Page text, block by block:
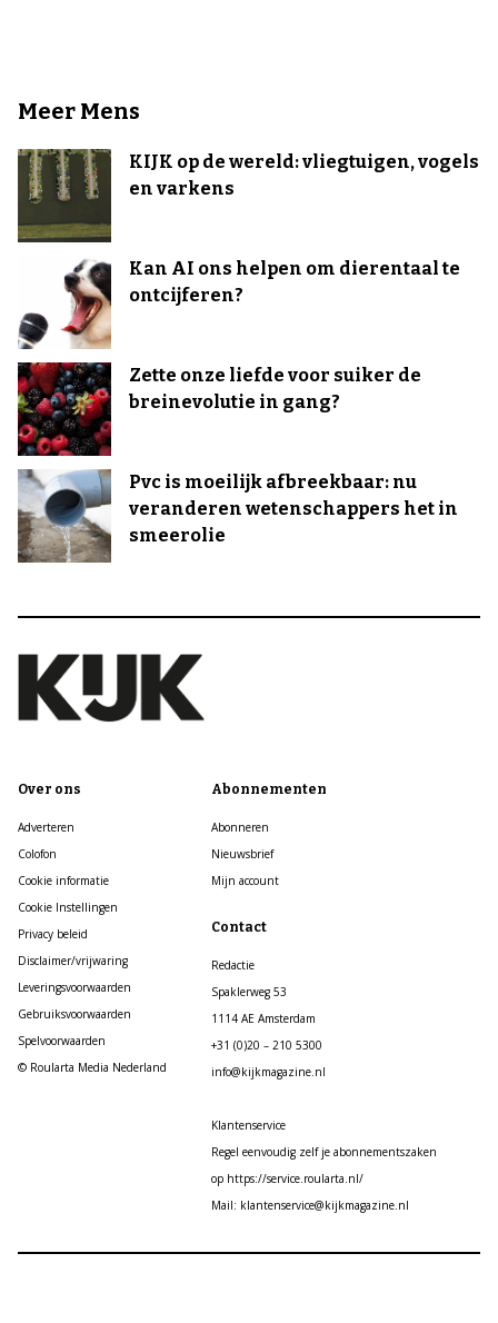
Meer Mens
KIJK op de wereld: vliegtuigen, vogels
en varkens
Kan AI ons helpen om dierentaal te
ontcijferen?
Zette onze liefde voor suiker de
breinevolutie in gang?
Pvc is moeilijk afbreekbaar: nu
veranderen wetenschappers het in
smeerolie
Over ons
Adverteren
Colofon
Cookie informatie
Cookie Instellingen
Privacy beleid
Disclaimer/vrijwaring
Leveringsvoorwaarden
Gebruiksvoorwaarden
Spelvoorwaarden
© Roularta Media Nederland
Abonnementen
Abonneren
Nieuwsbrief
Mijn account
Contact
Redactie
Spaklerweg 53
1114 AE Amsterdam
+31 (0)20 – 210 5300
info@kijkmagazine.nl
Klantenservice
Regel eenvoudig zelf je abonnementszaken
op https://service.roularta.nl/
Mail: klantenservice@kijkmagazine.nl